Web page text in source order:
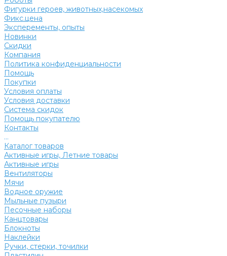
Фигурки героев, животных,насекомых
Фикс.цена
Эксперементы, опыты
Новинки
Скидки
Компания
Политика конфиденциальности
Помощь
Покупки
Условия оплаты
Условия доставки
Система скидок
Помощь покупателю
Контакты
...
Каталог товаров
Активные игры, Летние товары
Активные игры
Вентиляторы
Мячи
Водное оружие
Мыльные пузыри
Песочные наборы
Канцтовары
Блокноты
Наклейки
Ручки, стерки, точилки